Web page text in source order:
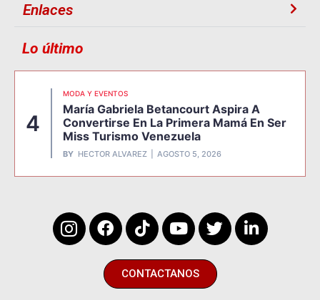
Enlaces
Lo último
4
MODA Y EVENTOS
María Gabriela Betancourt Aspira A
Convertirse En La Primera Mamá En Ser
Miss Turismo Venezuela
BY HECTOR ALVAREZ AGOSTO 5, 2026
CONTACTANOS